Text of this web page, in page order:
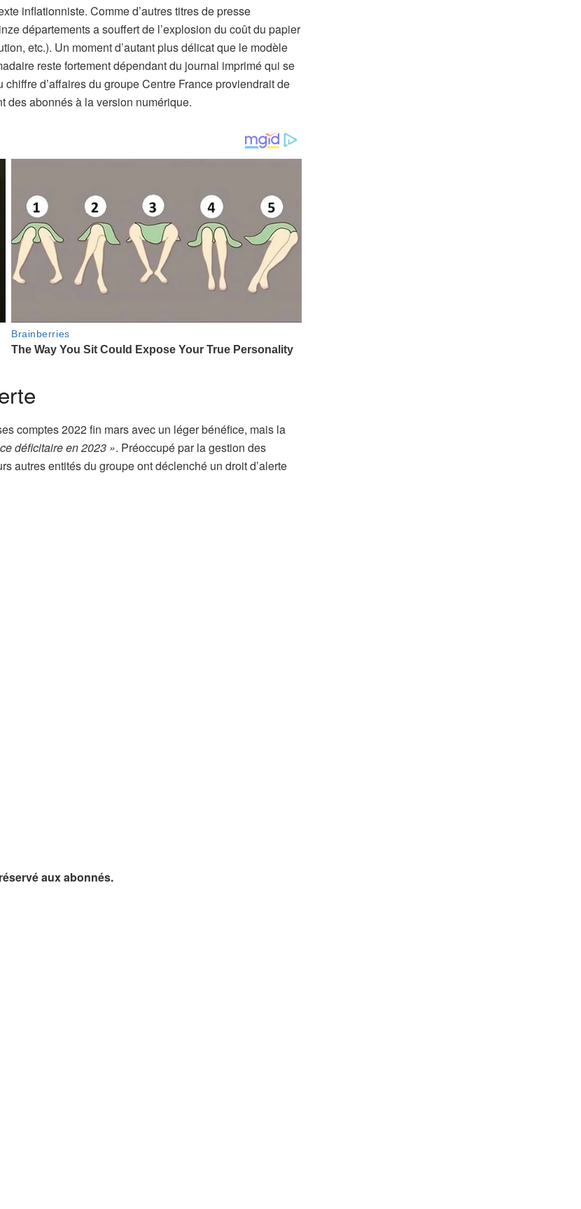
inflationniste. Comme d’autres titres de presse
départements a souffert de l’explosion du coût du papier
etc.). Un moment d’autant plus délicat que le modèle
reste fortement dépendant du journal imprimé qui se
d’affaires du groupe Centre France proviendrait de
des abonnés à la version numérique.
comptes 2022 fin mars avec un léger bénéfice, mais la
déficitaire en 2023 ». Préoccupé par la gestion des
autres entités du groupe ont déclenché un droit d’alerte
aux abonnés.